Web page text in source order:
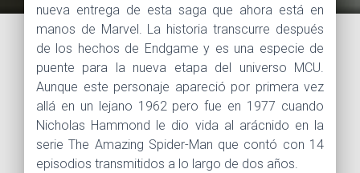
nueva entrega de esta saga que ahora está en
manos de Marvel. La historia transcurre después
de los hechos de Endgame y es una especie de
puente para la nueva etapa del universo MCU.
Aunque este personaje apareció por primera vez
allá en un lejano 1962 pero fue en 1977 cuando
Nicholas Hammond le dio vida al arácnido en la
serie The Amazing Spider-Man que contó con 14
episodios transmitidos a lo largo de dos años.